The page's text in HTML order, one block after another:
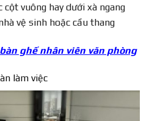
vuông hay dưới xà ngang
vệ sinh hoặc cầu thang
ghế nhân viên văn phòng
làm việc